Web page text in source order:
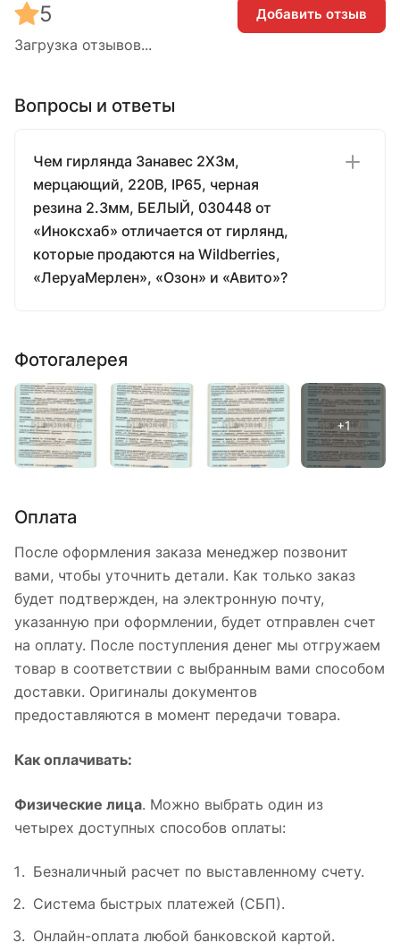
Загрузка отзывов...
5 Добавить отзыв
Вопросы и ответы
Чем гирлянда Занавес 2X3м,
мерцающий, 220В, IP65, черная
резина 2.3мм, БЕЛЫЙ, 030448 от
«Иноксхаб» отличается от гирлянд,
которые продаются на Wildberries,
«ЛеруаМерлен», «Озон» и «Авито»?
Фотогалерея
Оплата
После оформления заказа менеджер позвонит
вами, чтобы уточнить детали. Как только заказ
будет подтвержден, на электронную почту,
указанную при оформлении, будет отправлен счет
на оплату. После поступления денег мы отгружаем
товар в соответствии с выбранным вами способом
доставки. Оригиналы документов
предоставляются в момент передачи товара.
Как оплачивать:
Физические лица. Можно выбрать один из
четырех доступных способов оплаты:
Безналичный расчет по выставленному счету.
Система быстрых платежей (СБП).
Онлайн-оплата любой банковской картой.